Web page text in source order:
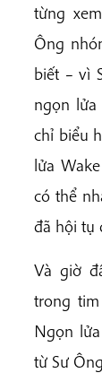
từng
Ông
biết – vì
ngọn
chỉ biểu
lửa
có thể
đã hội tụ
Và giờ
trong
Ngọn
từ Sư